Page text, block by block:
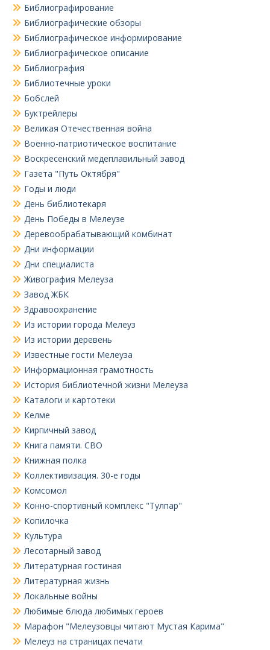
Библиографирование
Библиографические обзоры
Библиографическое информирование
Библиографическое описание
Библиография
Библиотечные уроки
Бобслей
Буктрейлеры
Великая Отечественная война
Военно-патриотическое воспитание
Воскресенский медеплавильный завод
Газета "Путь Октября"
Годы и люди
День библиотекаря
День Победы в Мелеузе
Деревообрабатывающий комбинат
Дни информации
Дни специалиста
Живография Мелеуза
Завод ЖБК
Здравоохранение
Из истории города Мелеуз
Из истории деревень
Известные гости Мелеуза
Информационная грамотность
История библиотечной жизни Мелеуза
Каталоги и картотеки
Келме
Кирпичный завод
Книга памяти. СВО
Книжная полка
Коллективизация. 30-е годы
Комсомол
Конно-спортивный комплекс "Тулпар"
Копилочка
Культура
Лесотарный завод
Литературная гостиная
Литературная жизнь
Локальные войны
Любимые блюда любимых героев
Марафон "Мелеузовцы читают Мустая Карима"
Мелеуз на страницах печати